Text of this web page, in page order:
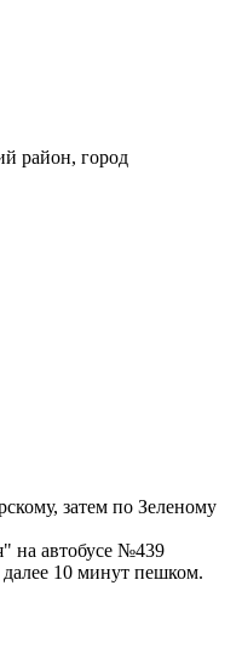
район, город
затем по Зеленому
на автобусе №439
10 минут пешком.